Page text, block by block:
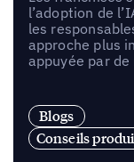
l’adoption de
les
approche plus
appuyée par
Blogs
Conseils